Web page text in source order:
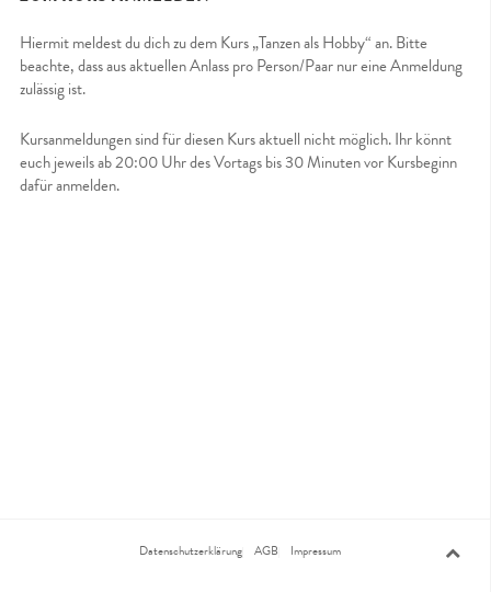
Hiermit meldest du dich zu dem Kurs „Tanzen als Hobby“ an. Bitte
beachte, dass aus aktuellen Anlass pro Person/Paar nur eine Anmeldung
zulässig ist.
Kursanmeldungen sind für diesen Kurs aktuell nicht möglich. Ihr könnt
euch jeweils ab 20:00 Uhr des Vortags bis 30 Minuten vor Kursbeginn
dafür anmelden.
Datenschutzerklärung AGB Impressum